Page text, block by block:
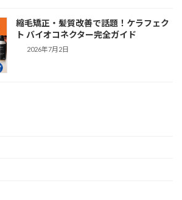
縮毛矯正・髪質改善で話題！ケラフェク
ト バイオコネクター完全ガイド
2026年7月2日